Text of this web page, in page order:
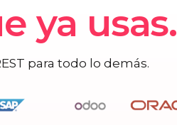
ya usas.
para todo lo demás.